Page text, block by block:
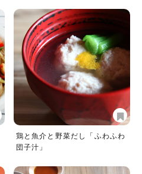
鶏と魚介と野菜だし「ふわふわ
団子汁」